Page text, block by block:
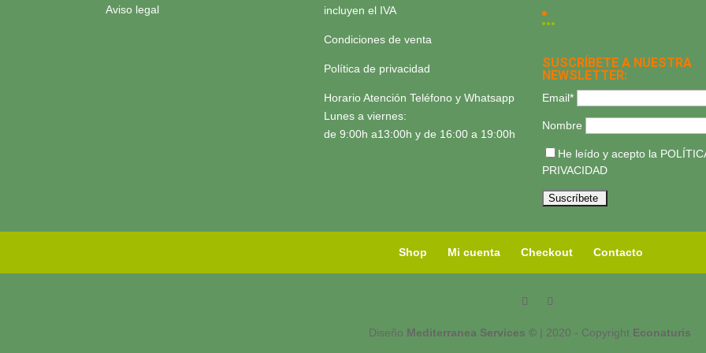
Aviso legal incluyen el IVA
Condiciones de venta
Política de privacidad
Horario Atención Teléfono y Whatsapp
Lunes a viernes:
de 9:00h a13:00h y de 16:00 a 19:00h
SUSCRÍBETE A NUESTRA
NEWSLETTER:
Email*
Nombre
He leído y acepto la
PRIVACIDAD
Shop Mi cuenta Checkout Contacto
Diseño Mediterranea Services ©| 2020 - Copyright Econaturis